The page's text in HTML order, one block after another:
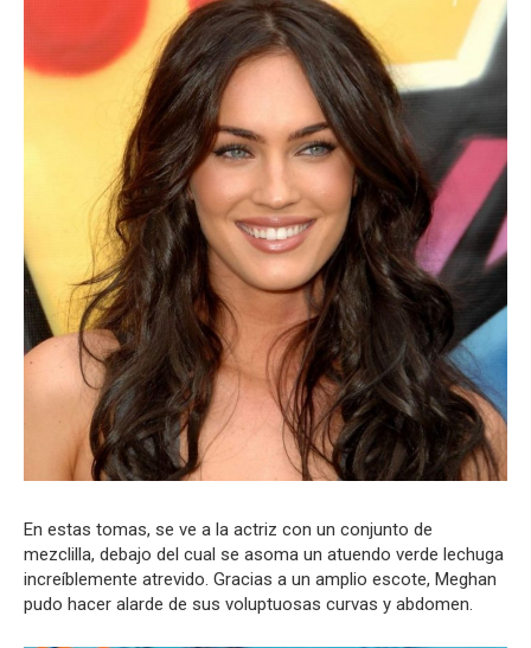
En estas tomas, se ve a la actriz con un conjunto de
mezclilla, debajo del cual se asoma un atuendo verde lechuga
increíblemente atrevido. Gracias a un amplio escote, Meghan
pudo hacer alarde de sus voluptuosas curvas y abdomen.